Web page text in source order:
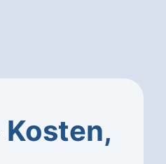
Kosten,